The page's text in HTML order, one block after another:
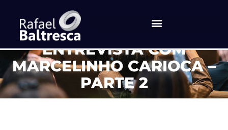
BALCAST #36 –
ENTREVISTA COM
MARCELINHO CARIOCA –
PARTE 2